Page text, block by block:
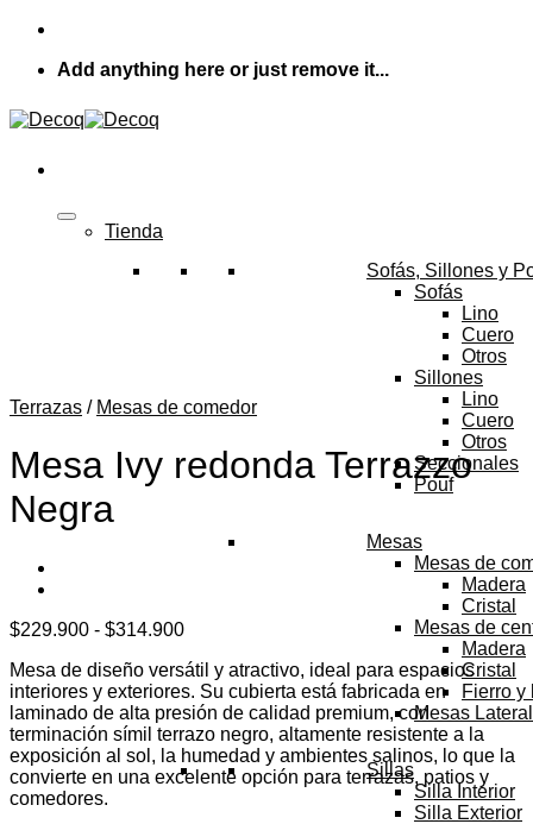
Skip
contentAdd anything here or just remove it...
Tienda
Sofás, Sillones y
Sofás
Lino
Cuero
Otros
Sillones
Lino
Cuero
Otros
Seccionales
Pouf
Mesas
Mesas de
Madera
Cristal
Mesas de
Madera
Cristal
Fierro y
Mesas
Sillas
Silla Interior
Silla Exterior
Terrazas / Mesas de comedor
Mesa Ivy redonda Terrazzo
Negra
$229.900 - $314.900Rango
precios:
desde
$229.900
hasta
$314.900
Mesa de diseño versátil y atractivo, ideal para espacios
interiores y exteriores. Su cubierta está fabricada en
laminado de alta presión de calidad premium, con
terminación símil terrazo negro, altamente resistente a la
exposición al sol, la humedad y ambientes salinos, lo que la
convierte en una excelente opción para terrazas, patios y
comedores.